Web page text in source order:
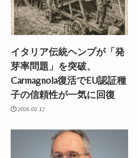
イタリア伝統ヘンプが「発
芽率問題」を突破、
Carmagnola復活でEU認証種
子の信頼性が一気に回復
2026.02.17